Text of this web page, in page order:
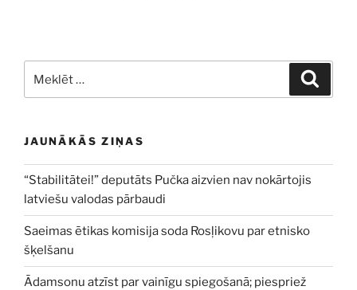
JAUNĀKĀS ZIŅAS
“Stabilitātei!” deputāts Pučka aizvien nav nokārtojis
latviešu valodas pārbaudi
Saeimas ētikas komisija soda Rosļikovu par etnisko
šķelšanu
Ādamsonu atzīst par vainīgu spiegošanā; piespriež